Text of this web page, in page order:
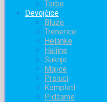
Torbe
Devojčice
Bluze
Trenerice
Helanke
Haljine
Suknje
Majice
Prsluci
Kompleti
Pidžame